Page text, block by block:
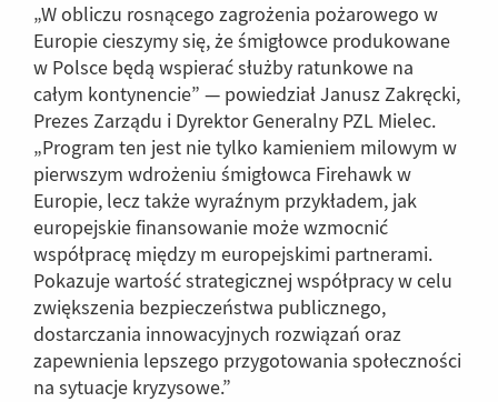
„W obliczu rosnącego zagrożenia pożarowego w
Europie cieszymy się, że śmigłowce produkowane
w Polsce będą wspierać służby ratunkowe na
całym kontynencie” — powiedział Janusz Zakręcki,
Prezes Zarządu i Dyrektor Generalny PZL Mielec.
„Program ten jest nie tylko kamieniem milowym w
pierwszym wdrożeniu śmigłowca Firehawk w
Europie, lecz także wyraźnym przykładem, jak
europejskie finansowanie może wzmocnić
współpracę między m europejskimi partnerami.
Pokazuje wartość strategicznej współpracy w celu
zwiększenia bezpieczeństwa publicznego,
dostarczania innowacyjnych rozwiązań oraz
zapewnienia lepszego przygotowania społeczności
na sytuacje kryzysowe.”